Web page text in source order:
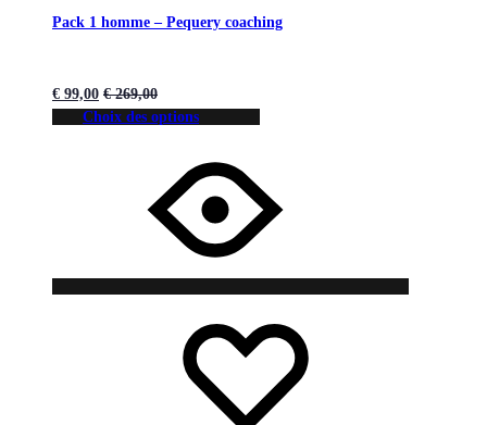
Pack 1 homme – Pequery coaching
€ 99,00 €269,00
Choix des options